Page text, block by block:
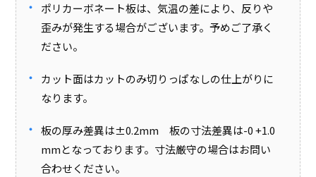
ポリカーボネート板は、気温の差により、反りや
歪みが発生する場合がございます。予めご了承く
ださい。
カット面はカットのみ切りっぱなしの仕上がりに
なります。
板の厚み差異は±0.2mm 板の寸法差異は-0 +1.0
mmとなっております。寸法厳守の場合はお問い
合わせください。